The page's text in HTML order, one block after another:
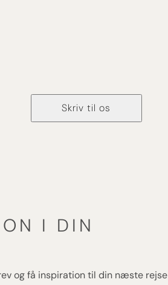
Skriv til os
I DIN
og få inspiration til din næste rejse